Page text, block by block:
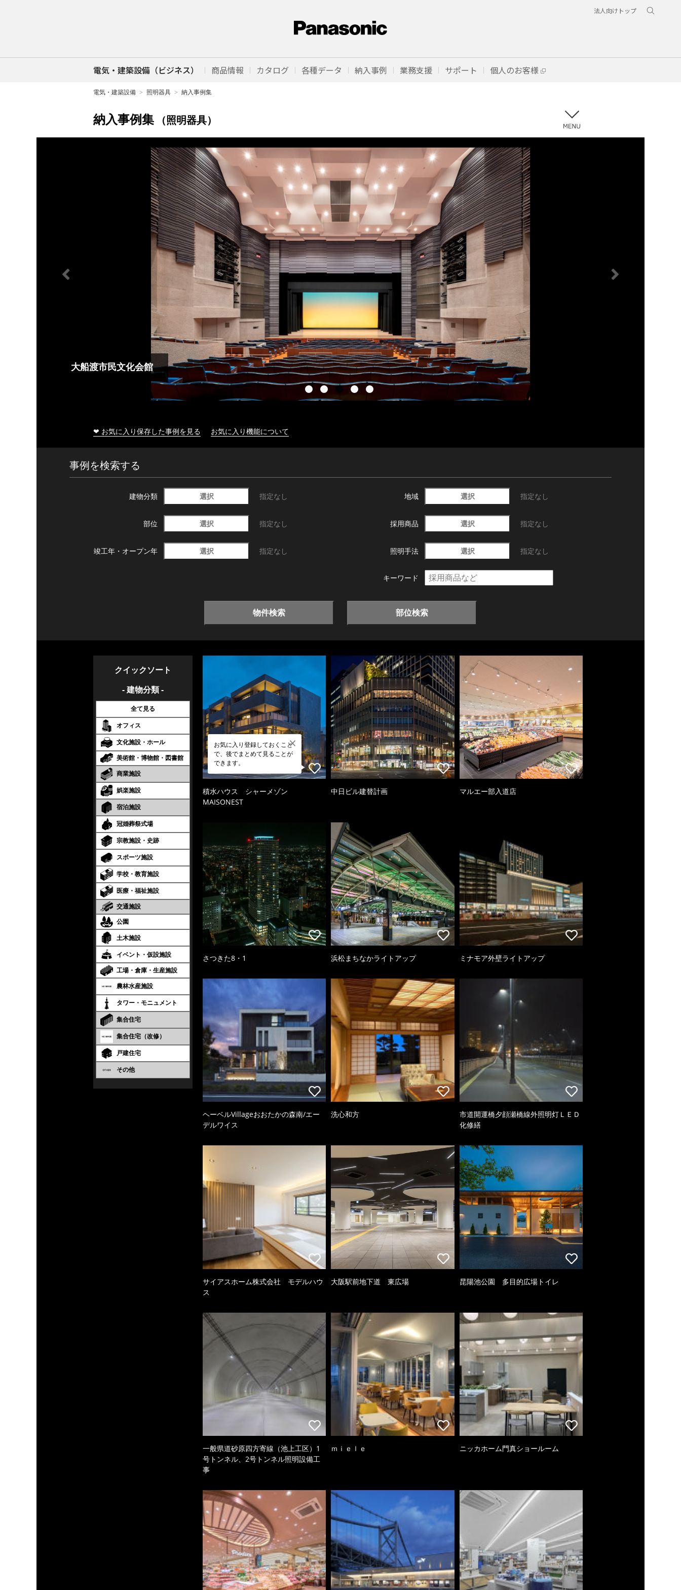
法人向けトップ
電気・建築設備（ビジネス） 商品情報 カタログ 各種データ 納入事例 業務支援 サポート 個人のお客様
電気・建築設備 照明器具 納入事例集
納入事例集 （照明器具）
大船渡市民文化会館
❤ お気に入り保存した事例を見る お気に入り機能について
事例を検索する
建物分類 選択 指定なし 地域 選択 指定なし
部位 選択 指定なし 採用商品 選択 指定なし
竣工年・ オープン年 選択 指定なし 照明手法 選択 指定なし
キーワード
物件検索 部位検索
クイックソート
- 建物分類 -
全て見る
オフィス
文化施設・ホール
美術館・博物館・図書館
商業施設
娯楽施設
宿泊施設
冠婚葬祭式場
宗教施設・史跡
スポーツ施設
学校・教育施設
医療・福祉施設
交通施設
公園
土木施設
イベント・仮設施設
工場・倉庫・生産施設
農林水産施設
タワー・モニュメント
集合住宅
集合住宅（改修）
戸建住宅
その他
お気に入り登録しておくこと
で、後でまとめて見ることが
できます。
積水ハウス シャーメゾン
MAISONEST
中日ビル建替計画 マルエー部入道店
さつきた8・1 浜松まちなかライトアップ ミナモア外壁ライトアップ
ヘーベルVillageおおたかの森南/エー
デルワイス
洗心和方
市道開運橋夕顔瀬橋線外照明灯ＬＥＤ
化修繕
サイアスホーム株式会社 モデルハウ
ス
大阪駅前地下道 東広場 昆陽池公園 多目的広場トイレ
一般県道砂原四方寄線（池上工区）1
号トンネル、2号トンネル照明設備工
事
ｍｉｅｌｅ ニッカホーム門真ショールーム